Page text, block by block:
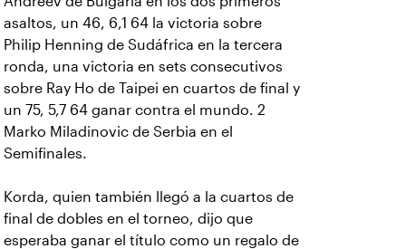
asaltos, un 46, 6,1 64 la victoria sobre
Philip Henning de Sudáfrica en la tercera
ronda, una victoria en sets consecutivos
sobre Ray Ho de Taipei en cuartos de final y
un 75, 5,7 64 ganar contra el mundo. 2
Marko Miladinovic de Serbia en el
Semifinales.
Korda, quien también llegó a la cuartos de
final de dobles en el torneo, dijo que
esperaba ganar el título como un regalo de